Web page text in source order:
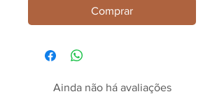
Comprar
Ainda não há avaliações